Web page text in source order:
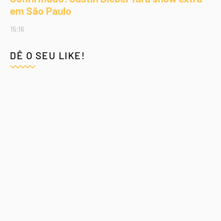
em São Paulo
15:16
DÊ O SEU LIKE!